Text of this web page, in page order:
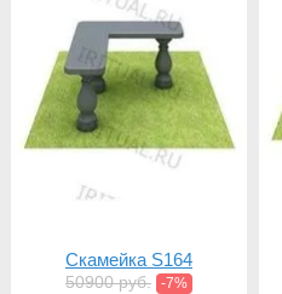
Скамейка S164
50900 руб. -7%